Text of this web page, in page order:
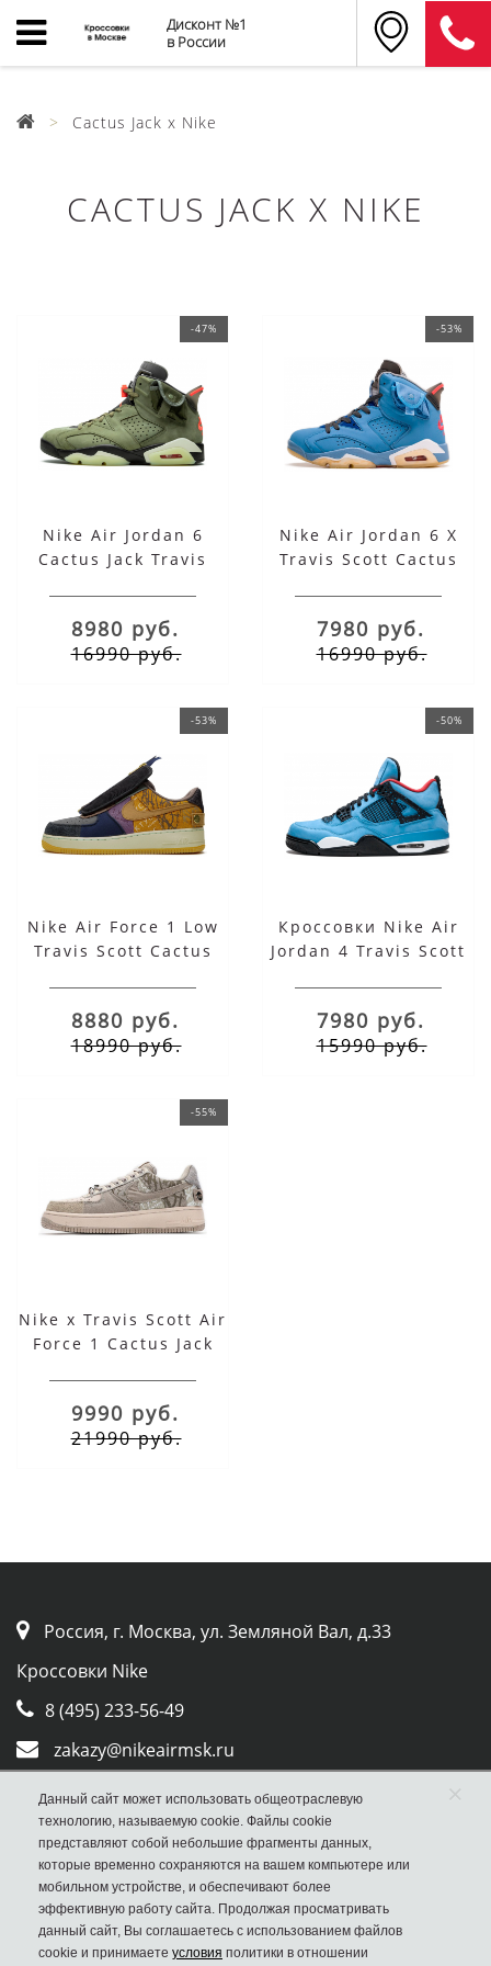
Дисконт №1
в России
Cactus Jack x Nike
CACTUS JACK X NIKE
-47%
Nike Air Jordan 6
Cactus Jack Travis
8980 руб.
16990 руб.
-53%
Nike Air Jordan 6 X
Travis Scott Cactus
7980 руб.
16990 руб.
-53%
Nike Air Force 1 Low
Travis Scott Cactus
8880 руб.
18990 руб.
-50%
Кроссовки Nike Air
Jordan 4 Travis Scott
7980 руб.
15990 руб.
-55%
Nike x Travis Scott Air
Force 1 Cactus Jack
9990 руб.
21990 руб.
Россия, г. Москва, ул. Земляной Вал, д.33
Кроссовки Nike
8 (495) 233-56-49
zakazy@nikeairmsk.ru
Whatsapp
Viber
Данный сайт может использовать общеотраслевую
технологию, называемую cookie. Файлы cookie
представляют собой небольшие фрагменты данных,
которые временно сохраняются на вашем компьютере или
мобильном устройстве, и обеспечивают более
эффективную работу сайта. Продолжая просматривать
данный сайт, Вы соглашаетесь с использованием файлов
cookie и принимаете условия политики в отношении
×